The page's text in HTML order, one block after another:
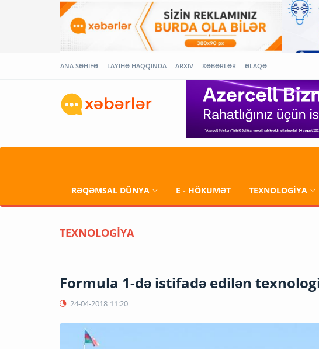
ANA SƏHİFƏ LAYİHƏ HAQQINDA ARXİV XƏBƏRLƏR ƏLAQƏ
RƏQƏMSAL DÜNYA E - HÖKUMƏT TEXNOLOGİYA
TEXNOLOGİYA
Formula 1-də istifadə edilən
24-04-2018 11:20